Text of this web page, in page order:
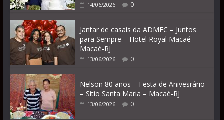
14/06/2026 0
Jantar de casais da ADMEC – Juntos
para Sempre – Hotel Royal Macaé –
Macaé-RJ
13/06/2026 0
Nelson 80 anos – Festa de Anivesrário
– Sítio Santa Maria – Macaé-RJ
13/06/2026 0